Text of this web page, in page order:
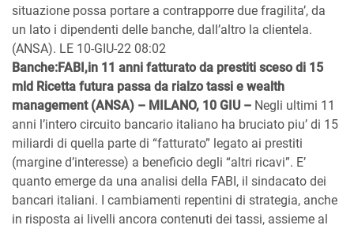
situazione possa portare a contrapporre due fragilita’, da
un lato i dipendenti delle banche, dall’altro la clientela.
(ANSA). LE 10-GIU-22 08:02
Banche:FABI,in 11 anni fatturato da prestiti sceso di 15
mld Ricetta futura passa da rialzo tassi e wealth
management (ANSA) – MILANO, 10 GIU – Negli ultimi 11
anni l’intero circuito bancario italiano ha bruciato piu’ di 15
miliardi di quella parte di “fatturato” legato ai prestiti
(margine d’interesse) a beneficio degli “altri ricavi”. E’
quanto emerge da una analisi della FABI, il sindacato dei
bancari italiani. I cambiamenti repentini di strategia, anche
in risposta ai livelli ancora contenuti dei tassi, assieme al